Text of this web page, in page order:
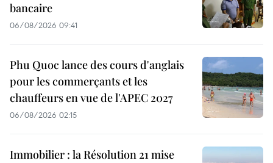
bancaire
06/08/2026 09:41
Phu Quoc lance des cours d'anglais
pour les commerçants et les
chauffeurs en vue de l'APEC 2027
06/08/2026 02:15
Immobilier : la Résolution 21 mise